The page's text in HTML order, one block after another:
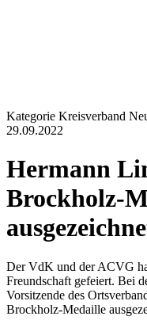
Kategorie Kreisverband
29.09.2022
Hermann
Brockholz-
Der VdK und der ACVG
Freundschaft gefeiert. Bei
Vorsitzende des
Brockholz-Medaille